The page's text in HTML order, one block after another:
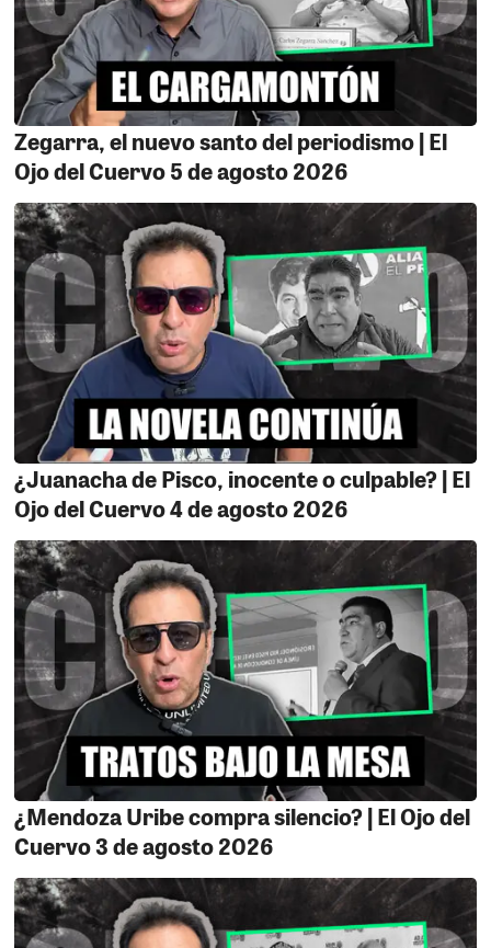
negociado de Licencias de conducir y que pesa sobre él
y su entorno un pedido de prisión preventiva.
ALGO NO ESTÁ BIEN.A propósito de las
investigaciones por el caso de brevetes en la gestión de
Gallegos, una reciente carpeta fiscal pone en el centro
de la tormenta nuevamente al ex gobernador Javier
Amorotto, Kenniha Dongo entre otros lo extraño es que
el “chino” Martínez no figure en esta lista ya que el fiscal
a solicitado como medida coercitiva prisión preventiva
para todo ellos, todos saben que dentro de este ajedrez
político una figura relevante fue el chinito y el fiscal
olvidó su nombre por completo y eso tendría solo una
explicación, ¿y cuál sería? Que sería el tira dedo del
proceso. Ayayay
Zegarra, el nuevo santo del periodismo | El
Ojo del Cuervo 5 de agosto 2026
¿Juanacha de Pisco, inocente o culpable? | El
Ojo del Cuervo 4 de agosto 2026
¿Mendoza Uribe compra silencio? | El Ojo del
Cuervo 3 de agosto 2026